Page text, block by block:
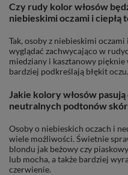
Czy rudy kolor włosów
niebieskimi oczami i ciepłą
Tak, osoby z niebieskimi
wyglądać zachwycająco w
miedziany i kasztanowy
bardziej podkreślają błękit oczu.
Jakie kolory włosów
neutralnych podtonów
Osoby o niebieskich oczach i
wiele możliwości. Świetnie
blondu jak beżowy czy
lub mocha, a także bardziej
czerwienie.